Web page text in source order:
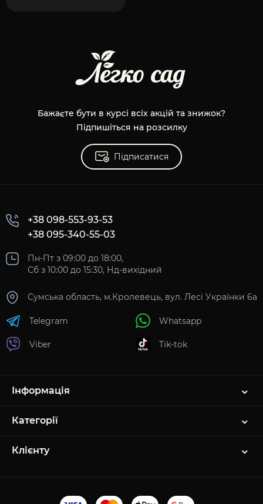
Бажаєте бути в курсі всіх акцій та знижок?
Підпишіться на розсилку
Підписатися
+38 098-553-93-53
+38 095-340-55-03
Пн-Пт з 09:00 до 18:00,
Сб з 10:00 до 15:30, Нд-вихідний
Сумська область, м.Кролевець, вул. Лесі Українки 6а
Telegram
Viber
Whatsapp
Tik-tok
Інформація
Категорії
Клієнту